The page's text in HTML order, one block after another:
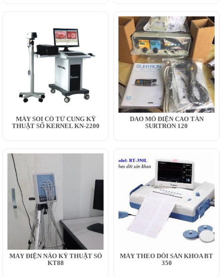
MÁY SOI CỔ TỬ CUNG KỸ
THUẬT SỐ KERNEL KN-2200
DAO MỔ ĐIỆN CAO TẦN
SURTRON 120
MÁY ĐIỆN NÃO KỸ THUẬT SỐ
KT88
MÁY THEO DÕI SẢN KHOA BT
350